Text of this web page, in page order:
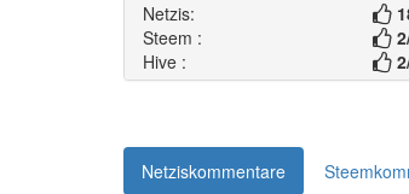
Netzis:
Steem : 2
Hive : 2
Netziskommentare